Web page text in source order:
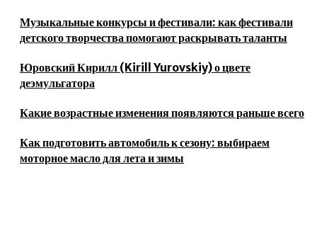
Музыкальные конкурсы и фестивали: как фестивали
детского творчества помогают раскрывать таланты
Юровский Кирилл (Kirill Yurovskiy) о цвете
деэмульгатора
Какие возрастные изменения появляются раньше всего
Как подготовить автомобиль к сезону: выбираем
моторное масло для лета и зимы